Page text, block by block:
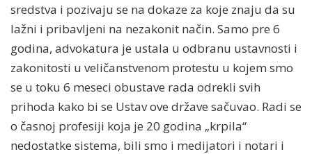
sredstva i pozivaju se na dokaze za koje znaju da su
lažni i pribavljeni na nezakonit način. Samo pre 6
godina, advokatura je ustala u odbranu ustavnosti i
zakonitosti u veličanstvenom protestu u kojem smo
se u toku 6 meseci obustave rada odrekli svih
prihoda kako bi se Ustav ove države sačuvao. Radi se
o časnoj profesiji koja je 20 godina „krpila“
nedostatke sistema, bili smo i medijatori i notari i